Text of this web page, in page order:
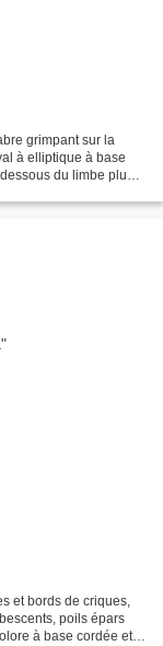
grimpant sur la
à elliptique à base
du limbe plus
et bords de criques,
poils épars
à base cordée et